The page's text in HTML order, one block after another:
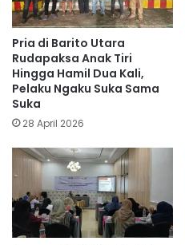
Pria di Barito Utara
Rudapaksa Anak Tiri
Hingga Hamil Dua Kali,
Pelaku Ngaku Suka Sama
Suka
28 April 2026